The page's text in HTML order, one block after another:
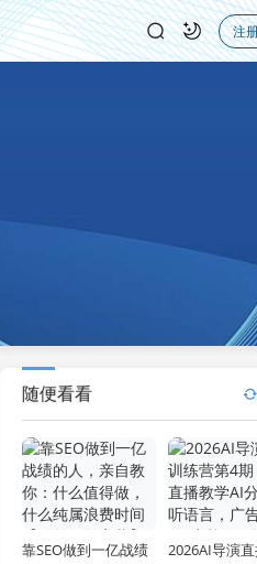
注
随便看看
靠SEO做到一亿战绩
2026AI导演